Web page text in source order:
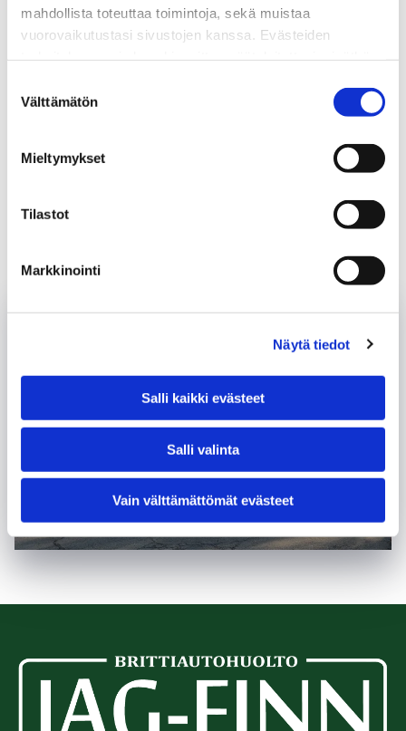
mahdollista toteuttaa toimintoja, sekä muistaa
vuorovaikutustasi sivustojen kanssa. Evästeiden
viruksia. Evästeisiin voidaan tallentaa tietoja verkossa
toimivan palvelun käytön tai sivustolla vierailun aikana ja
valinta
Välttämätön
Mieltymykset
Tilastot
Markkinointi
Näytä tiedot
Salli kaikki evästeet
Salli valinta
Vain välttämättömät evästeet
korjaamo@autotrio.fi
AUTOTRION SIVUILLE